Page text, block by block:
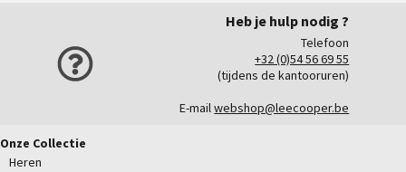
Heb je hulp nodig ?
Telefoon
+32 (0)54 56 69 55
(tijdens de kantooruren)
E-mailwebshop@leecooper.be
Onze Collectie
Heren